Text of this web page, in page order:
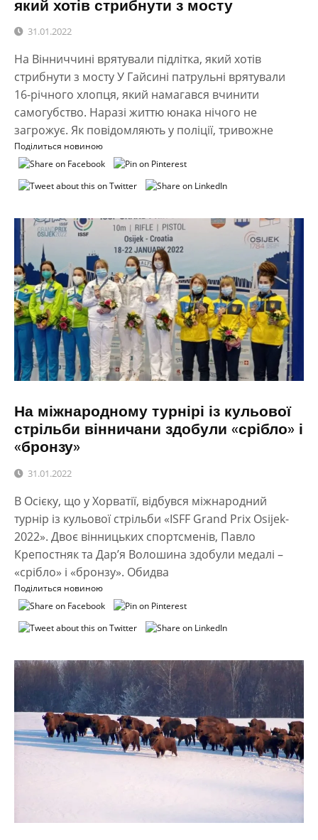
який хотів стрибнути з мосту
31.01.2022
На Вінниччині врятували підлітка, який хотів
стрибнути з мосту У Гайсині патрульні врятували
16-річного хлопця, який намагався вчинити
самогубство. Наразі життю юнака нічого не
загрожує. Як повідомляють у поліції, тривожне
Поділиться новиною
На міжнародному турнірі із кульової
стрільби вінничани здобули «срібло» і
«бронзу»
31.01.2022
В Осієку, що у Хорватії, відбувся міжнародний
турнір із кульової стрільби «ISFF Grand Prix Osijek-
2022». Двоє вінницьких спортсменів, Павло
Крепостняк та Дар’я Волошина здобули медалі –
«срібло» і «бронзу». Обидва
Поділиться новиною